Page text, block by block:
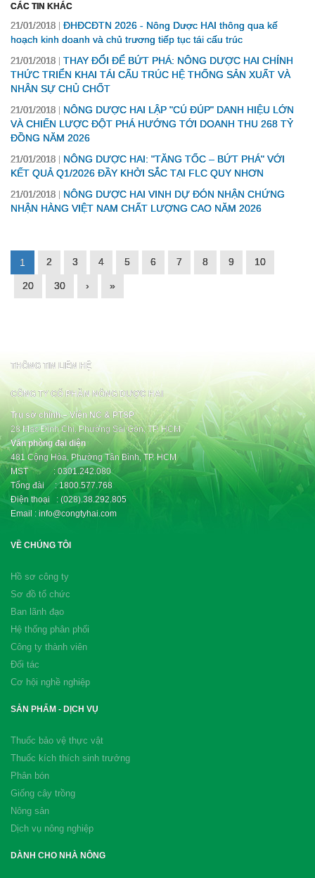
CÁC TIN KHÁC
21/01/2018
ĐHĐCĐTN 2026 - Nông Dược HAI thông qua kế
hoạch kinh doanh và chủ trương tiếp tục tái cấu trúc
21/01/2018
THAY ĐỔI ĐỂ BỨT PHÁ: NÔNG DƯỢC HAI CHÍNH
THỨC TRIỂN KHAI TÁI CẤU TRÚC HỆ THỐNG SẢN XUẤT VÀ
NHÂN SỰ CHỦ CHỐT
21/01/2018
NÔNG DƯỢC HAI LẬP "CÚ ĐÚP" DANH HIỆU LỚN
VÀ CHIẾN LƯỢC ĐỘT PHÁ HƯỚNG TỚI DOANH THU 268 TỶ
ĐỒNG NĂM 2026
21/01/2018
NÔNG DƯỢC HAI: "TĂNG TỐC – BỨT PHÁ" VỚI
KẾT QUẢ Q1/2026 ĐẦY KHỞI SẮC TẠI FLC QUY NHƠN
21/01/2018
NÔNG DƯỢC HAI VINH DỰ ĐÓN NHẬN CHỨNG
NHẬN HÀNG VIỆT NAM CHẤT LƯỢNG CAO NĂM 2026
1 2 3 4 5 6 7 8 9 10
20 30 › »
THÔNG TIN LIÊN HỆ
CÔNG TY CỔ PHẦN NÔNG DƯỢC HAI
Trụ sở chính – Viện NC & PTSP
28 Mạc Đĩnh Chi, Phường Sài Gòn, TP. HCM
Văn phòng đại diện
481 Cộng Hòa, Phường Tân Bình, TP. HCM
MST : 0301.242.080
Tổng đài : 1800.577.768
Điện thoại : (028).38.292.805
Email : info@congtyhai.com
VỀ CHÚNG TÔI
Hồ sơ công ty
Sơ đồ tổ chức
Ban lãnh đạo
Hệ thống phân phối
Công ty thành viên
Đối tác
Cơ hội nghề nghiệp
SẢN PHẨM - DỊCH VỤ
Thuốc bảo vệ thực vật
Thuốc kích thích sinh trưởng
Phân bón
Giống cây trồng
Nông sản
Dịch vụ nông nghiệp
DÀNH CHO NHÀ NÔNG